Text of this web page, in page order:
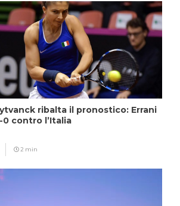
ribalta il pronostico: Errani
contro l’Italia
2 min